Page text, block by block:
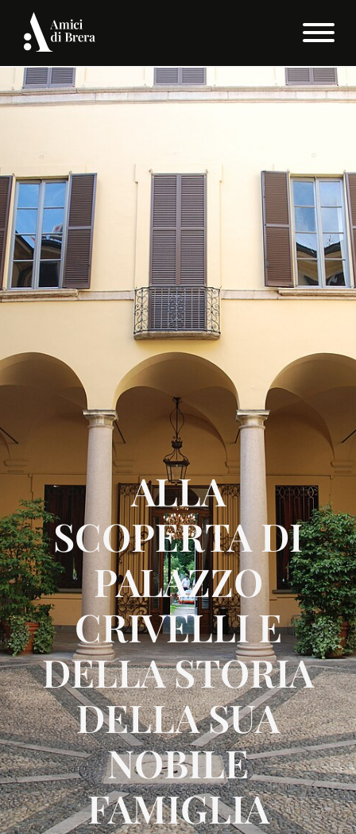
ALLA
SCOPERTA DI
PALAZZO
CRIVELLI E
DELLA STORIA
DELLA SUA
NOBILE
FAMIGLIA